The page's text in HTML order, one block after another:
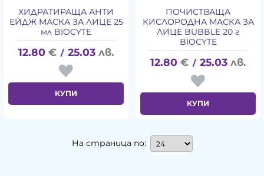
ХИДРАТИРАЩА АНТИ
ЕЙДЖ МАСКА ЗА ЛИЦЕ 25
мл BIOCYTE
12.80 € / 25.03 лв.
КУПИ
ПОЧИСТВАЩА
КИСЛОРОДНА МАСКА ЗА
ЛИЦЕ BUBBLE 20 г
BIOCYTE
12.80 € / 25.03 лв.
КУПИ
На страница по: